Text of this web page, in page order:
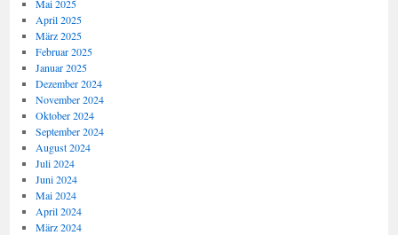
Mai 2025
April 2025
März 2025
Februar 2025
Januar 2025
Dezember 2024
November 2024
Oktober 2024
September 2024
August 2024
Juli 2024
Juni 2024
Mai 2024
April 2024
März 2024